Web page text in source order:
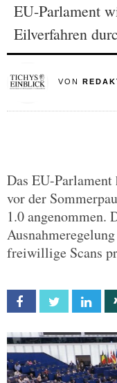
EU-Parlament
Eilverfahren
VON
Das EU-
vor der
1.0 angenommen.
freiwillige Scans
Facebook Twitter